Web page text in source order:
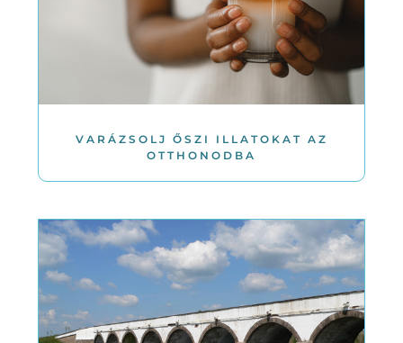
VARÁZSOLJ ŐSZI ILLATOKAT AZ
OTTHONODBA